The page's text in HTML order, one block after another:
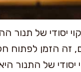
יסודי של
זה הזמן לפתוח
של התנור